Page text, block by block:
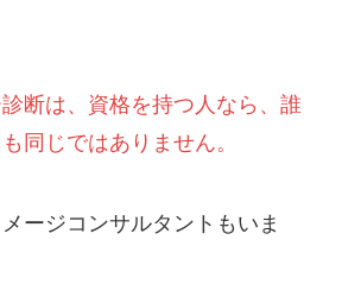
断は、資格を持つ人なら、誰
同じではありません。
ージコンサルタントもいま